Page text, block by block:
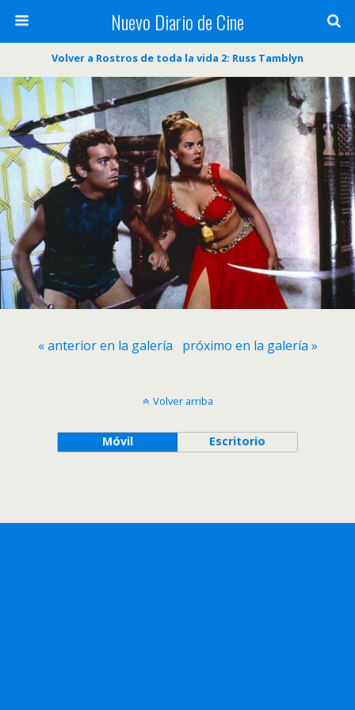
Nuevo Diario de Cine
Volver a Rostros de toda la vida 2: Russ Tamblyn
« anterior en la galería próximo en la galería »
Volver arriba
Móvil Escritorio